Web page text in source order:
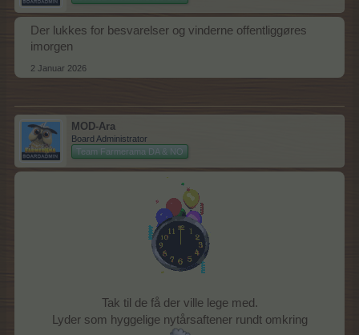
Der lukkes for besvarelser og vinderne offentliggøres
imorgen
2 Januar 2026
MOD-Ara
Board Administrator
Team Farmerama DA & NO
Tak til de få der ville lege med.
Lyder som hyggelige nytårsaftener rundt omkring